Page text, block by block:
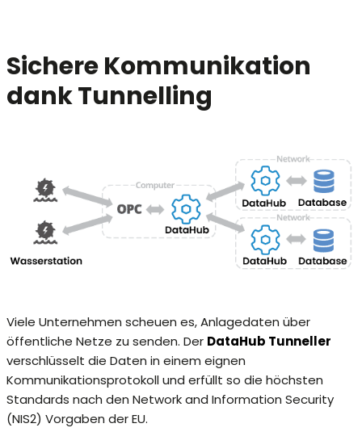
Sichere Kommunikation
dank Tunnelling
Viele Unternehmen scheuen es, Anlagedaten über
öffentliche Netze zu senden. Der DataHub Tunneller
verschlüsselt die Daten in einem eignen
Kommunikationsprotokoll und erfüllt so die höchsten
Standards nach den Network and Information Security
(NIS2) Vorgaben der EU.